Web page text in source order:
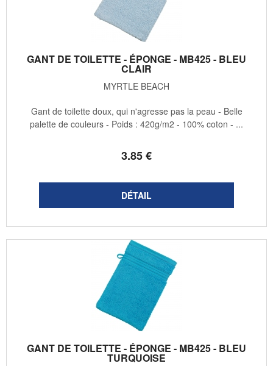
GANT DE TOILETTE - ÉPONGE - MB425 - BLEU
CLAIR
MYRTLE BEACH
3.85€
Gant de toilette doux, qui n'agresse pas la peau - Belle
palette de couleurs - Poids : 420g/m2 - 100% coton - ...
GANT DE TOILETTE - ÉPONGE - MB425 - BLEU
TURQUOISE